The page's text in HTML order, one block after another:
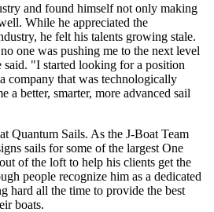
and found himself not only making
While he appreciated the
he felt his talents growing stale.
one was pushing me to the next level
said. "I started looking for a position
company that was technologically
a better, smarter, more advanced sail
Quantum Sails. As the J-Boat Team
sails for some of the largest One
of the loft to help his clients get the
people recognize him as a dedicated
hard all the time to provide the best
boats.